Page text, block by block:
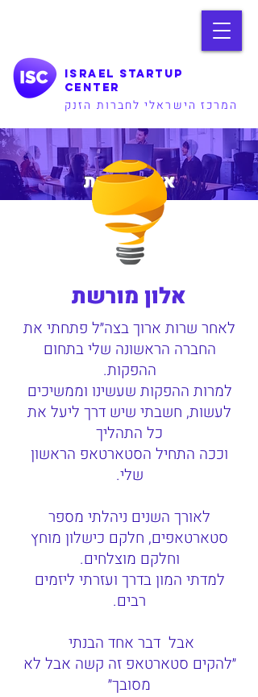
Israel Startup
Center
המרכז הישראלי לחברות הזנק
אלון מורשת
אלון מורשת
לאחר שרות ארוך בצה״ל פתחתי את
החברה הראשונה שלי בתחום
ההפקות.
למרות ההפקות שעשינו וממשיכים
לעשות, חשבתי שיש דרך ליעל את
כל התהליך
וככה התחיל הסטארטאפ הראשון
שלי.
לאורך השנים ניהלתי מספר
סטארטאפים, חלקם כישלון מוחץ
וחלקם מוצלחים.
למדתי המון בדרך ועזרתי ליזמים
רבים.
אבל דבר אחד הבנתי
״להקים סטארטאפ זה קשה אבל לא
מסובך״